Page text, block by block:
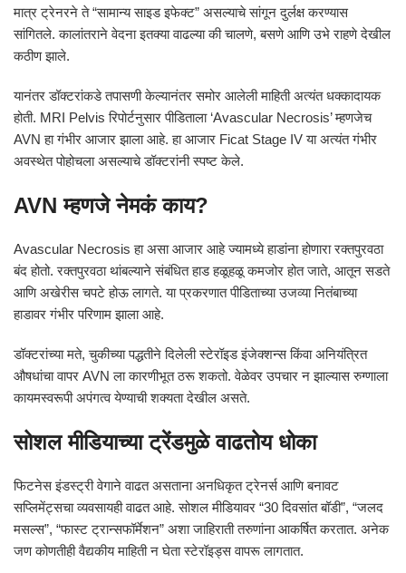
मात्र ट्रेनरने ते “सामान्य साइड इफेक्ट” असल्याचे सांगून दुर्लक्ष करण्यास
सांगितले. कालांतराने वेदना इतक्या वाढल्या की चालणे, बसणे आणि उभे राहणे देखील
कठीण झाले.
यानंतर डॉक्टरांकडे तपासणी केल्यानंतर समोर आलेली माहिती अत्यंत धक्कादायक
होती. MRI Pelvis रिपोर्टनुसार पीडिताला ‘Avascular Necrosis’ म्हणजेच
AVN हा गंभीर आजार झाला आहे. हा आजार Ficat Stage IV या अत्यंत गंभीर
अवस्थेत पोहोचला असल्याचे डॉक्टरांनी स्पष्ट केले.
AVN म्हणजे नेमकं काय?
Avascular Necrosis हा असा आजार आहे ज्यामध्ये हाडांना होणारा रक्तपुरवठा
बंद होतो. रक्तपुरवठा थांबल्याने संबंधित हाड हळूहळू कमजोर होत जाते, आतून सडते
आणि अखेरीस चपटे होऊ लागते. या प्रकरणात पीडिताच्या उजव्या नितंबाच्या
हाडावर गंभीर परिणाम झाला आहे.
डॉक्टरांच्या मते, चुकीच्या पद्धतीने दिलेली स्टेरॉइड इंजेक्शन्स किंवा अनियंत्रित
औषधांचा वापर AVN ला कारणीभूत ठरू शकतो. वेळेवर उपचार न झाल्यास रुग्णाला
कायमस्वरूपी अपंगत्व येण्याची शक्यता देखील असते.
सोशल मीडियाच्या ट्रेंडमुळे वाढतोय धोका
फिटनेस इंडस्ट्री वेगाने वाढत असताना अनधिकृत ट्रेनर्स आणि बनावट
सप्लिमेंट्सचा व्यवसायही वाढत आहे. सोशल मीडियावर “30 दिवसांत बॉडी”, “जलद
मसल्स”, “फास्ट ट्रान्सफॉर्मेशन” अशा जाहिराती तरुणांना आकर्षित करतात. अनेक
जण कोणतीही वैद्यकीय माहिती न घेता स्टेरॉइड्स वापरू लागतात.